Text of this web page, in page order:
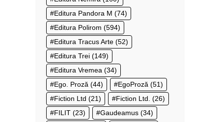
Editura Pandora M (74)
Editura Polirom (594)
Editura Tracus Arte (52)
Editura Trei (149)
Editura Vremea (34)
Ego. Proză (44) EgoProză (51)
Fiction Ltd (21) Fiction Ltd. (26)
FILIT (23) Gaudeamus (34)